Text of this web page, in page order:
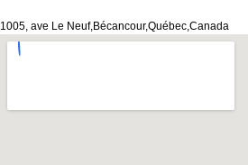
1005, ave Le Neuf,Bécancour,Québec,Canada